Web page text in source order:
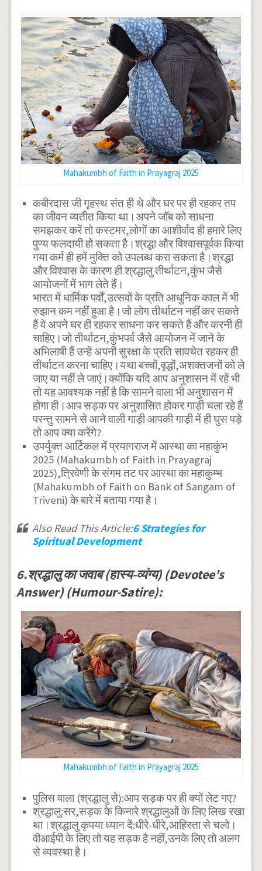
Mahakumbh of Faith in Prayagraj 2025
कबीरदास जी गृहस्थ संत ही थे और घर पर ही रहकर तप
का जीवन व्यतीत किया था।अपने जॉब को साधना
समझकर करें तो कस्टमर,लोगों का आशीर्वाद ही हमारे लिए
पुण्य फलदायी हो सकता है।श्रद्धा और विश्वासपूर्वक किया
गया कर्म ही हमें मुक्ति को उपलब्ध करा सकता है।श्रद्धा
और विश्वास के कारण ही श्रद्धालु तीर्थाटन,कुंभ जैसे
आयोजनों में भाग लेते हैं।
भारत में धार्मिक पर्वों,उत्सवों के प्रति आधुनिक काल में भी
रुझान कम नहीं हुआ है।जो लोग तीर्थाटन नहीं कर सकते
हैं वे अपने घर ही रहकर साधना कर सकते हैं और करनी ही
चाहिए।जो तीर्थाटन,कुंभपर्व जैसे आयोजन में जाने के
अभिलाषी हैं उन्हें अपनी सुरक्षा के प्रति सावचेत रहकर ही
तीर्थाटन करना चाहिए।यथा बच्चों,वृद्धों,अशक्तजनों को ले
जाए या नहीं ले जाएं।क्योंकि यदि आप अनुशासन में रहें भी
तो यह आवश्यक नहीं है कि सामने वाला भी अनुशासन में
होगा ही।आप सड़क पर अनुशासित होकर गाड़ी चला रहे हैं
परन्तु सामने से आने वाली गाड़ी आपकी गाड़ी में ही घुस पड़े
तो आप क्या करेंगे?
उपर्युक्त आर्टिकल में प्रयागराज में आस्था का महाकुंभ
2025 (Mahakumbh of Faith in Prayagraj
2025),त्रिवेणी के संगम तट पर आस्था का महाकुम्भ
(Mahakumbh of Faith on Bank of Sangam of
Triveni) के बारे में बताया गया है।
Also Read This Article:6 Strategies for
Spiritual Development
6.श्रद्धालु का जवाब (हास्य-व्यंग्य) (Devotee’s
Answer) (Humour-Satire):
Mahakumbh of Faith in Prayagraj 2025
पुलिस वाला (श्रद्धालु से):आप सड़क पर ही क्यों लेट गए?
श्रद्धालु:सर,सड़क के किनारे श्रद्धालुओं के लिए लिख रखा
था।श्रद्धालु कृपया ध्यान दें:धीरे-धीरे,आहिस्ता से चलो।
वीआईपी के लिए तो यह सड़क है नहीं,उनके लिए तो अलग
से व्यवस्था है।